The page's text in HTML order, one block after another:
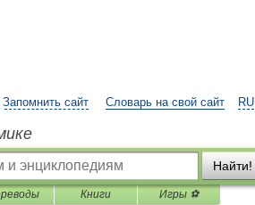
RU
Запомнить сайт Словарь на свой сайт
Найти!
Книги Игры ⚽